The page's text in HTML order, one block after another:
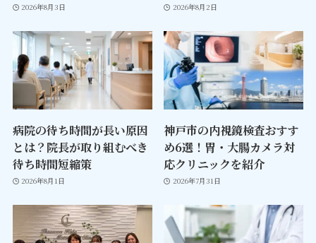
2026年8月3日 2026年8月2日
病院の待ち時間が長い原因
とは？院長が取り組むべき
待ち時間短縮策
2026年8月1日
神戸市の内視鏡検査おすす
め6選！胃・大腸カメラ対
応クリニックを紹介
2026年7月31日